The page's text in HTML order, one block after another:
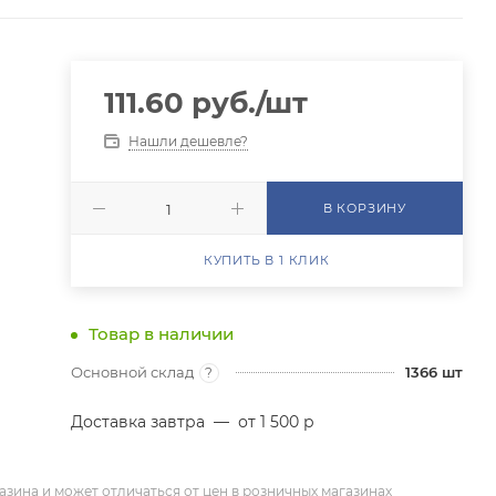
111.60 руб./шт
Нашли дешевле?
В КОРЗИНУ
КУПИТЬ В 1 КЛИК
Товар в наличии
Основной склад ? 1366 шт
Доставка завтра — от 1 500 р
и может отличаться от цен в розничных магазинах